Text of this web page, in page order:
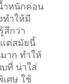
ำหนักค่อน
ทำให้มี
สึกว่า
แต่สมัยนี้
าก ทำให้
บที่ น่าใส่
ศษ ใช้